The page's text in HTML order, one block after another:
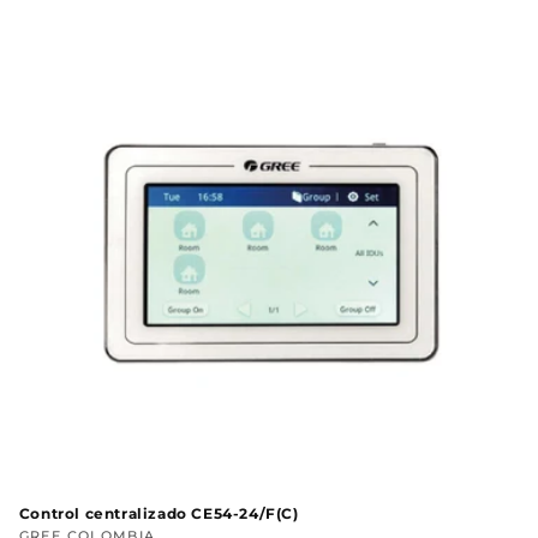
Control centralizado CE54-24/F(C)